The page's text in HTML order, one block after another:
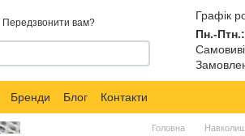
Передзвонити вам?
Графік
Пн.-Птн.:
Бренди Блог Контакти
Головна